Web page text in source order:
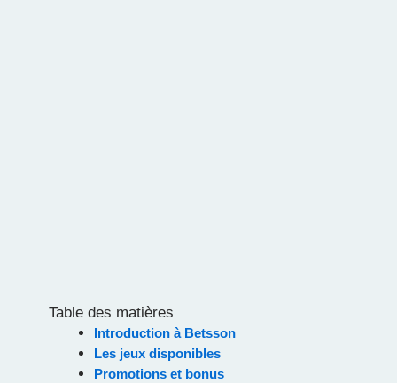
Table des matières
Introduction à Betsson
Les jeux disponibles
Promotions et bonus